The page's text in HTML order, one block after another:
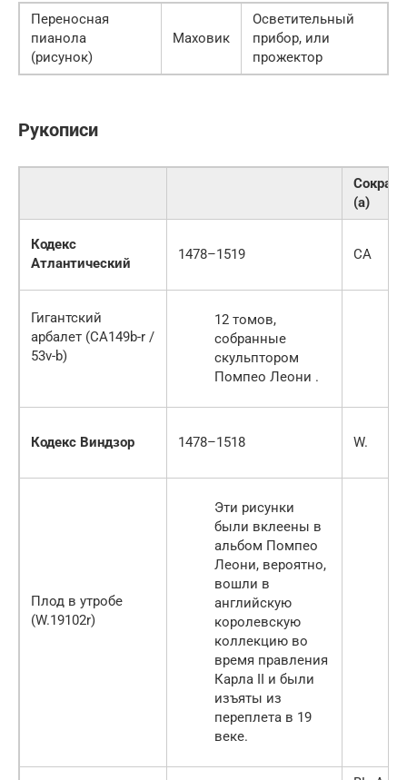
Переносная
пианола
(рисунок)
Маховик
Осветительный
прибор, или
прожектор
Рукописи
(а)
Кодекс
Атлантический
1478–1519 CA
Гигантский
арбалет (CA149b-r /
53v-b)
12 томов,
собранные
скульптором
Помпео Леони .
Кодекс Виндзор 1478–1518 W.
Плод в утробе
(W.19102r)
Эти рисунки
были вклеены в
альбом Помпео
Леони, вероятно,
вошли в
английскую
королевскую
коллекцию во
время правления
Карла II и были
изъяты из
переплета в 19
веке.